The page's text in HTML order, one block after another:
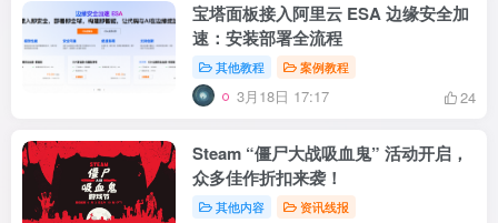
宝塔面板接入阿里云 ESA 边缘安全加
速：安装部署全流程
其他教程 案例教程
3月18日 17:17 24
Steam “僵尸大战吸血鬼” 活动开启，
众多佳作折扣来袭！
其他内容 资讯线报